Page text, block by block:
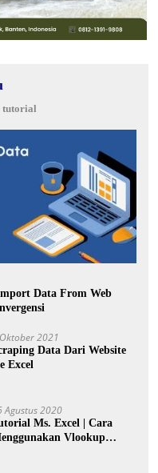
tutorial
Data From Web
2021
Data Dari Website
Excel
Agustus 2020
Ms. Excel | Cara
Vlookup